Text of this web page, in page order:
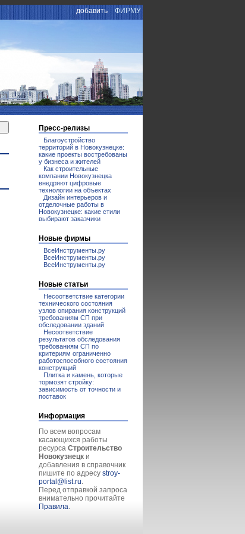
добавить ФИРМУ
Пресс-релизы
Благоустройство
территорий в Новокузнецке:
какие проекты востребованы
у бизнеса и жителей
Как строительные
компании Новокузнецка
внедряют цифровые
технологии на объектах
Дизайн интерьеров и
отделочные работы в
Новокузнецке: какие стили
выбирают заказчики
Новые фирмы
ВсеИнструменты.ру
ВсеИнструменты.ру
ВсеИнструменты.ру
Новые статьи
Несоответствие категории
технического состояния
узлов опирания конструкций
требованиям СП при
обследовании зданий
Несоответствие
результатов обследования
требованиям СП по
критериям ограниченно
работоспособного состояния
конструкций
Плитка и камень, которые
тормозят стройку:
зависимость от точности и
поставок
Информация
По всем вопросам
касающихся работы
ресурса Строительство
Новокузнецк и
добавления в справочник
пишите по адресу stroy-
portal@list.ru.
Перед отправкой запроса
внимательно прочитайте
Правила.